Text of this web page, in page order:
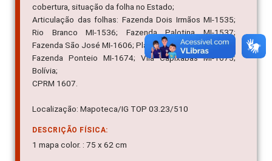
cobertura, situação da folha no Estado;
Articulação das folhas: Fazenda Dois Irmãos MI-1535;
Rio Branco MI-1536; Fazenda Palotina MI-1537;
Fazenda São José MI-1606; Plácido de Castro MI-1608;
Fazenda Ponteio MI-1674; Vila Capixabas MI-1675;
Bolívia;
CPRM 1607.
Localização: Mapoteca/IG TOP 03.23/510
DESCRIÇÃO FÍSICA:
1 mapa color. : 75 x 62 cm